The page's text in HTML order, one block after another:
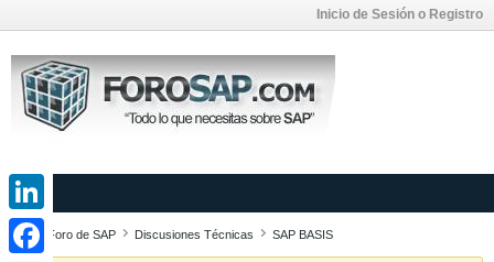
Inicio de Sesión o Registro
Foro de SAP Discusiones Técnicas SAP BASIS
LinkedIn